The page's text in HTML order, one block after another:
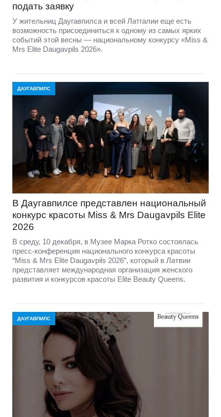
подать заявку
У жительниц Даугавпилса и всей Латгалии еще есть
возможность присоединиться к одному из самых ярких
событий этой весны — национальному конкурсу «Miss &
Mrs Elite Daugavpils 2026».
ДАУГАВПИЛС
В Даугавпилсе представлен национальный
конкурс красоты Miss & Mrs Daugavpils Elite
2026
В среду, 10 декабря, в Музее Марка Ротко состоялась
пресс-конференция национального конкурса красоты
“Miss & Mrs Elite Daugavpils 2026”, который в Латвии
представляет международная организация женского
развития и конкурсов красоты Elite Beauty Queens.
ДАУГАВПИЛС